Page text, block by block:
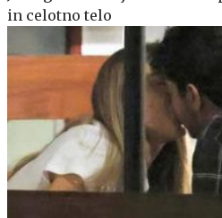
in celotno telo